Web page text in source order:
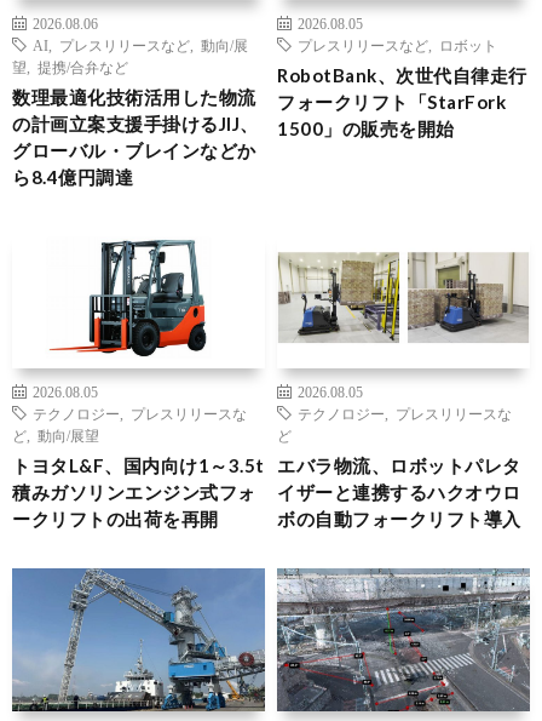
2026.08.06
AI
プレスリリースなど
動向/展
望
提携/合弁など
数理最適化技術活用した物流
の計画立案支援手掛けるJIJ、
グローバル・ブレインなどか
ら8.4億円調達
2026.08.05
プレスリリースなど
ロボット
RobotBank、次世代自律走行
フォークリフト「StarFork
1500」の販売を開始
2026.08.05
テクノロジー
プレスリリースな
ど
動向/展望
トヨタL&F、国内向け1～3.5t
積みガソリンエンジン式フォ
ークリフトの出荷を再開
2026.08.05
テクノロジー
プレスリリースな
ど
エバラ物流、ロボットパレタ
イザーと連携するハクオウロ
ボの自動フォークリフト導入